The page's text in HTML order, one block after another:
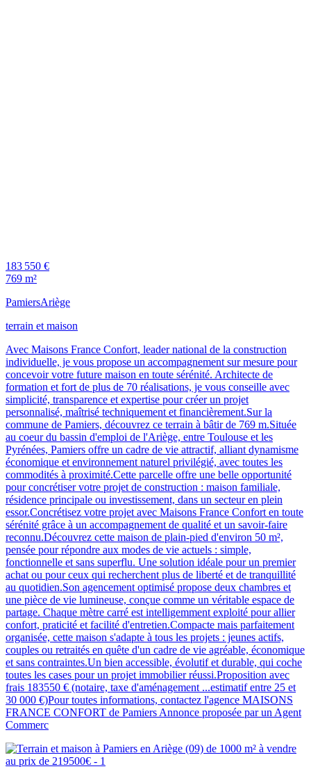
183 550 €
769 m²
PamiersAriège
terrain et maison
Avec Maisons France Confort, leader national de la construction
individuelle, je vous propose un accompagnement sur mesure pour
concevoir votre future maison en toute sérénité. Architecte de
formation et fort de plus de 70 réalisations, je vous conseille avec
simplicité, transparence et expertise pour créer un projet
personnalisé, maîtrisé techniquement et financièrement.Sur la
commune de Pamiers, découvrez ce terrain à bâtir de 769 m.Située
au coeur du bassin d'emploi de l'Ariège, entre Toulouse et les
Pyrénées, Pamiers offre un cadre de vie attractif, alliant dynamisme
économique et environnement naturel privilégié, avec toutes les
commodités à proximité.Cette parcelle offre une belle opportunité
pour concrétiser votre projet de construction : maison familiale,
résidence principale ou investissement, dans un secteur en plein
essor.Concrétisez votre projet avec Maisons France Confort en toute
sérénité grâce à un accompagnement de qualité et un savoir-faire
reconnu.Découvrez cette maison de plain-pied d'environ 50 m²,
pensée pour répondre aux modes de vie actuels : simple,
fonctionnelle et sans superflu. Une solution idéale pour un premier
achat ou pour ceux qui recherchent plus de liberté et de tranquillité
au quotidien.Son agencement optimisé propose deux chambres et
une pièce de vie lumineuse, conçue comme un véritable espace de
partage. Chaque mètre carré est intelligemment exploité pour allier
confort, praticité et facilité d'entretien.Compacte mais parfaitement
organisée, cette maison s'adapte à tous les projets : jeunes actifs,
couples ou retraités en quête d'un cadre de vie agréable, économique
et sans contraintes.Un bien accessible, évolutif et durable, qui coche
toutes les cases pour un projet immobilier réussi.Proposition avec
frais 183550 € (notaire, taxe d'aménagement ...estimatif entre 25 et
30 000 €)Pour toutes informations, contactez l'agence MAISONS
FRANCE CONFORT de Pamiers Annonce proposée par un Agent
Commerc